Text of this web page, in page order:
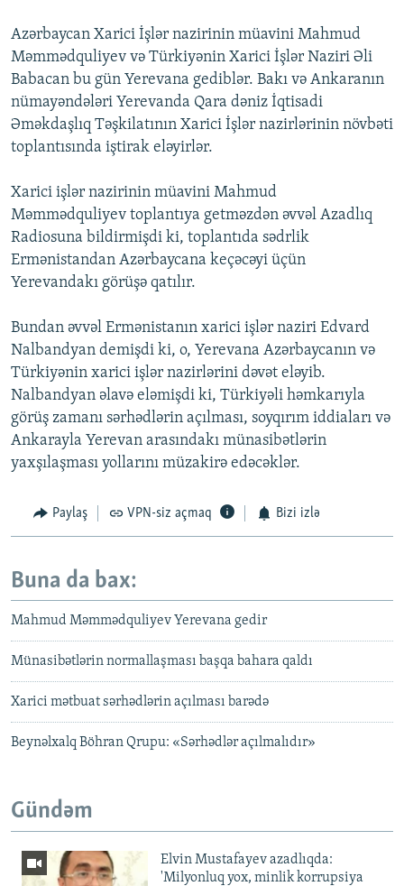
Azərbaycan Xarici İşlər nazirinin müavini Mahmud
Məmmədquliyev və Türkiyənin Xarici İşlər Naziri Əli
Babacan bu gün Yerevana gediblər. Bakı və Ankaranın
nümayəndələri Yerevanda Qara dəniz İqtisadi
Əməkdaşlıq Təşkilatının Xarici İşlər nazirlərinin növbəti
toplantısında iştirak eləyirlər.
Xarici işlər nazirinin müavini Mahmud
Məmmədquliyev toplantıya getməzdən əvvəl Azadlıq
Radiosuna bildirmişdi ki, toplantıda sədrlik
Ermənistandan Azərbaycana keçəcəyi üçün
Yerevandakı görüşə qatılır.
Bundan əvvəl Ermənistanın xarici işlər naziri Edvard
Nalbandyan demişdi ki, o, Yerevana Azərbaycanın və
Türkiyənin xarici işlər nazirlərini dəvət eləyib.
Nalbandyan əlavə eləmişdi ki, Türkiyəli həmkarıyla
görüş zamanı sərhədlərin açılması, soyqırım iddiaları və
Ankarayla Yerevan arasındakı münasibətlərin
yaxşılaşması yollarını müzakirə edəcəklər.
Paylaş VPN-siz açmaq Bizi izlə
Buna da bax:
Mahmud Məmmədquliyev Yerevana gedir
Münasibətlərin normallaşması başqa bahara qaldı
Xarici mətbuat sərhədlərin açılması barədə
Beynəlxalq Böhran Qrupu: «Sərhədlər açılmalıdır»
Gündəm
Elvin Mustafayev azadlıqda:
'Milyonluq yox, minlik korrupsiya